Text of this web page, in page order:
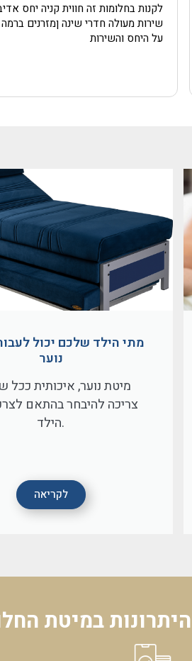
לקנות בחלומות זה חווית קניה יחס
שירות מעולה חדרי שינה ןמזרנים
על היחס והשירות
מתי הילד שלכם יכול
נוער
מיטת נוער, איכותית ככל
צריכה להיבחר בהתאם
הילד.
לקריאה
היתרונות במיטת